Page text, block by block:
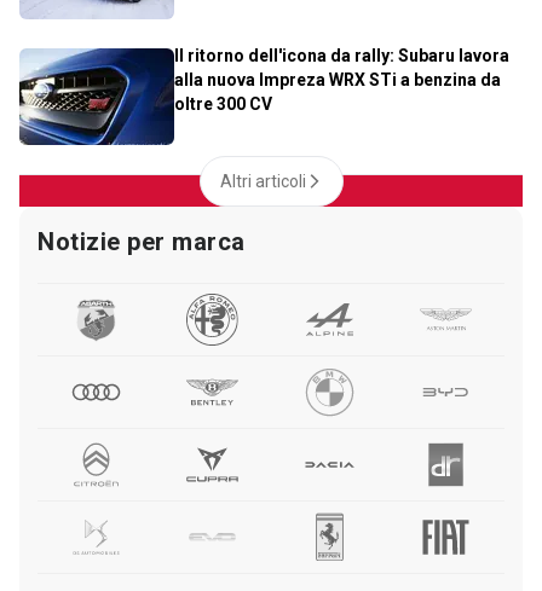
Il ritorno dell'icona da rally: Subaru lavora
alla nuova Impreza WRX STi a benzina da
oltre 300 CV
Altri articoli
Notizie per marca